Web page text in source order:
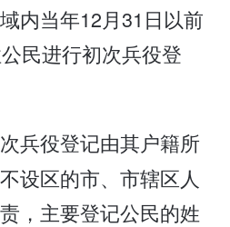
内当年12月31日以前
民进行初次兵役登
兵役登记由其户籍所
设区的市、市辖区人
，主要登记公民的姓